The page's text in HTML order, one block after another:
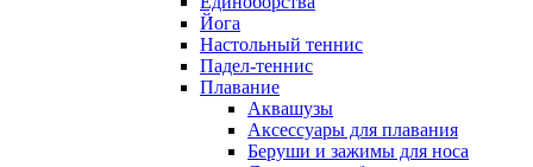
Йога
Настольный теннис
Падел-теннис
Плавание
Аквашузы
Аксессуары для плавания
Беруши и зажимы для носа